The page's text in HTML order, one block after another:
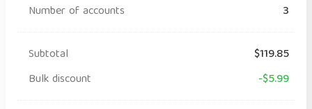
Number of accounts
3
Subtotal
$119.85
Bulk discount
-$5.99